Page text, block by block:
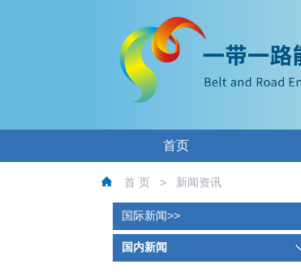
首页
首 页 > 新闻资讯
国际新闻
国内新闻